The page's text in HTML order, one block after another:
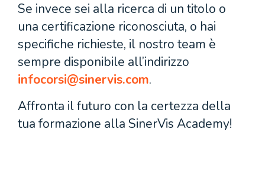
Se invece sei alla ricerca di un titolo o
una certificazione riconosciuta, o hai
specifiche richieste, il nostro team è
sempre disponibile all’indirizzo
infocorsi@sinervis.com.
Affronta il futuro con la certezza della
tua formazione alla SinerVis Academy!